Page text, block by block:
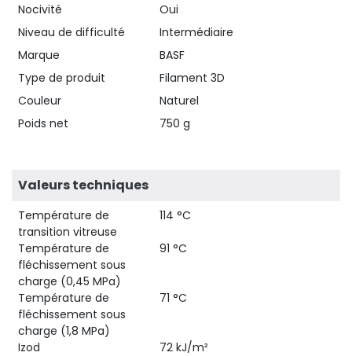
Nocivité
Oui
Niveau de difficulté
Intermédiaire
Marque
BASF
Type de produit
Filament 3D
Couleur
Naturel
Poids net
750 g
Valeurs techniques
Température de
transition vitreuse
114 °C
Température de
fléchissement sous
charge (0,45 MPa)
91 °C
Température de
fléchissement sous
charge (1,8 MPa)
71 °C
Izod
72 kJ/m²